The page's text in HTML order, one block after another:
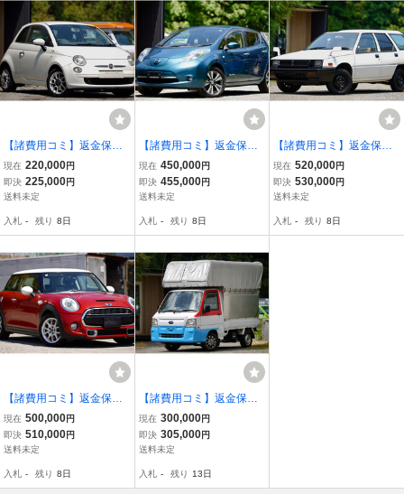
【諸費用コミ】返金保証
付:福岡発 H24年 FIAT 500
1.2 スポーツ 5速MT ETC
車検対応、県外陸送可!
現在 220,000円
即決 225,000円
送料未定
入札 - 残り 8日
【諸費用コミ】返金保証
付:福岡発 H29年 リーフ G
サンクス 30kWh セグ残1
1 満充電196km ETC 革シ
現在 450,000円
即決 455,000円
送料未定
入札 - 残り 8日
【諸費用コミ】返金保証
付:福岡発 H2年 ランサー
バン 軽油 5速MT 希少車
フルタイム4WD 写真84枚
現在 520,000円
即決 530,000円
送料未定
入札 - 残り 8日
【諸費用コミ】返金保証
付:福岡発 H26年 ミニ ク
ーパー S F56 ターボ 8.7
万Km 6速AT 写真84枚掲
現在 500,000円
即決 510,000円
送料未定
入札 - 残り 8日
【諸費用コミ】返金保証
付:福岡発 H21年 サンバー
トラック TC 4WD 5速MT
軽運送 リーゼント 室内高
現在 300,000円
即決 305,000円
送料未定
入札 - 残り 13日